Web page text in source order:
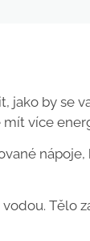
jako by se
více
Tělo